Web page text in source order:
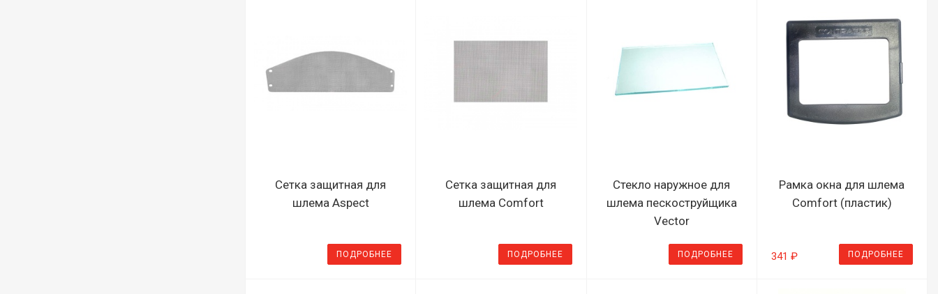
Сетка защитная для
шлема Aspect
ПОДРОБНЕЕ
Сетка защитная для
шлема Comfort
ПОДРОБНЕЕ
Стекло наружное для
шлема пескоструйщика
Vector
ПОДРОБНЕЕ
Рамка окна для шлема
Comfort (пластик)
341 ₽ ПОДРОБНЕЕ